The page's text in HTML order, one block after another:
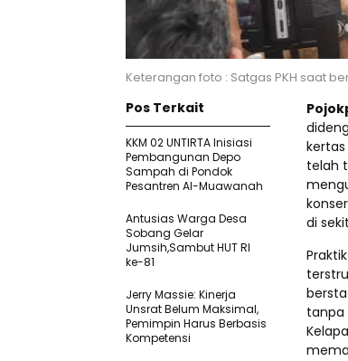
Keterangan foto : Satgas PKH saat
kertas
telah
di
tanpa
Pos Terkait
KKM 02 UNTIRTA Inisiasi
Pembangunan Depo
Sampah di Pondok
Pesantren Al-Muawanah
Antusias Warga Desa
Sobang Gelar
Jumsih,Sambut HUT RI
ke-81
Jerry Massie: Kinerja
Unsrat Belum Maksimal,
Pemimpin Harus Berbasis
Kompetensi